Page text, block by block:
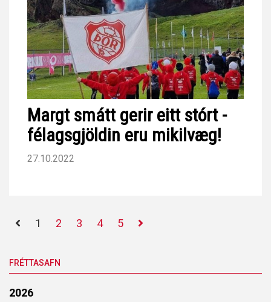
Margt smátt gerir eitt stórt -
félagsgjöldin eru mikilvæg!
27.10.2022
1 2 3 4 5
FRÉTTASAFN
2026